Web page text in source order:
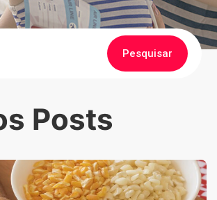
Pesquisar
Posts